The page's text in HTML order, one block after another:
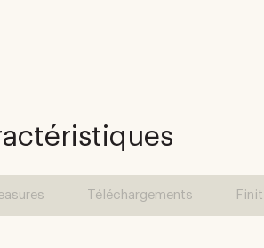
Téléchargements